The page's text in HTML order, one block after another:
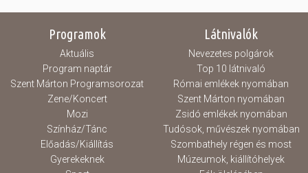
Programok
Aktuális
Program naptár
Szent Márton Programsorozat
Zene/Koncert
Mozi
Színház/Tánc
Előadás/Kiállítás
Gyerekeknek
Látnivalók
Nevezetes polgárok
Top 10 látnivaló
Római emlékek nyomában
Szent Márton nyomában
Zsidó emlékek nyomában
Tudósok, művészek nyomában
Szombathely régen és most
Múzeumok, kiállítóhelyek